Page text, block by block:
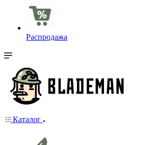
Распродажа
Каталог